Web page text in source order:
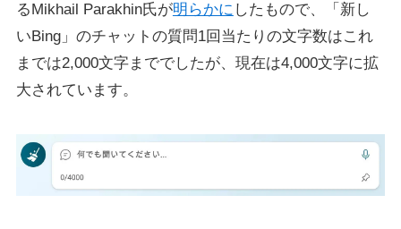
るMikhail Parakhin氏が明らかに したもので、「新し
いBing」のチャットの質問1回当たりの文字数はこれ
までは2,000文字まででしたが、現在は4,000文字に拡
大されています。